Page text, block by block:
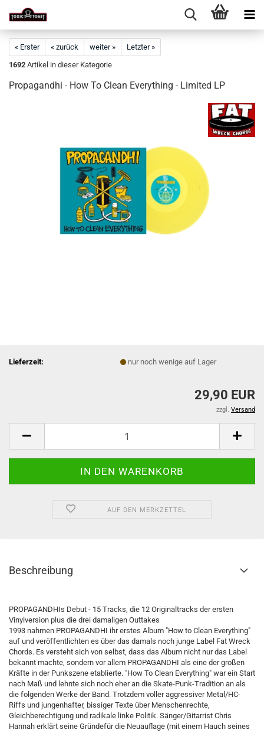
« Erster « zurück weiter »
Letzter »
1692 Artikel in dieser Kategorie
Propagandhi - How To Clean Everything - Limited LP
Lieferzeit: nur noch wenige auf Lager
29,90 EUR
zzgl. Versand
AUF DEN MERKZETTEL
Beschreibung
PROPAGANDHIs Debut - 15 Tracks, die 12 Originaltracks der ersten
Vinylversion plus die drei damaligen Outtakes
1993 nahmen PROPAGANDHI ihr erstes Album "How to Clean Everything"
auf und veröffentlichten es über das damals noch junge Label Fat Wreck
Chords. Es versteht sich von selbst, dass das Album nicht nur das Label
bekannt machte, sondern vor allem PROPAGANDHI als eine der großen
Kräfte in der Punkszene etablierte. "How To Clean Everything" war ein Start
nach Maß und lehnte sich noch eher an die Skate-Punk-Tradition an als
die folgenden Werke der Band. Trotzdem voller aggressiver Metal/HC-
Riffs und jungenhafter, bissiger Texte über Menschenrechte,
Gleichberechtigung und radikale linke Politik. Sänger/Gitarrist Chris
Hannah erklärt seine Gründefür die Neuauflage (mit einem Hauch seines